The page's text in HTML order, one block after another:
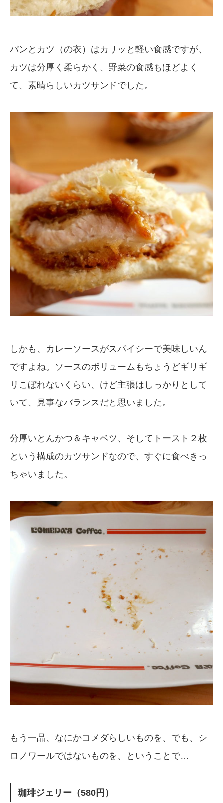
パンとカツ（の衣）はカリッと軽い食感ですが、
カツは分厚く柔らかく、野菜の食感もほどよく
て、素晴らしいカツサンドでした。
しかも、カレーソースがスパイシーで美味しいん
ですよね。ソースのボリュームもちょうどギリギ
リこぼれないくらい、けど主張はしっかりとして
いて、見事なバランスだと思いました。
分厚いとんかつ＆キャベツ、そしてトースト２枚
という構成のカツサンドなので、すぐに食べきっ
ちゃいました。
もう一品、なにかコメダらしいものを、でも、シ
ロノワールではないものを、ということで…
珈琲ジェリー（580円）